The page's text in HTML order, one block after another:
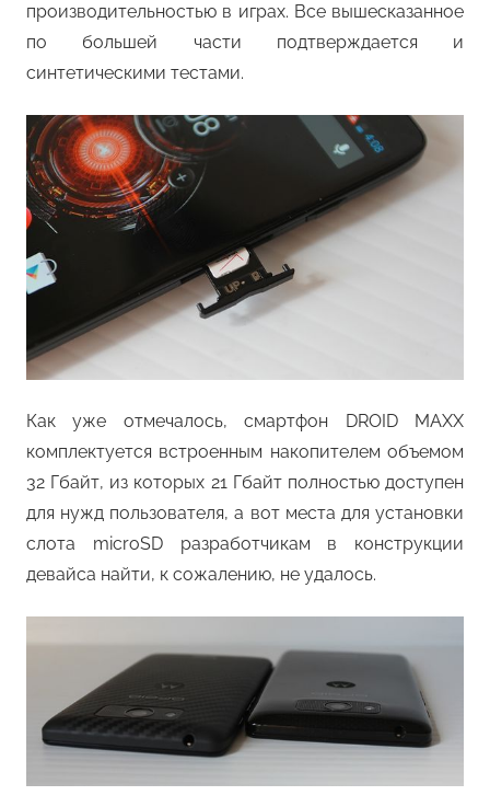
производительностью в играх. Все вышесказанное
по большей части подтверждается и
синтетическими тестами.
Как уже отмечалось, смартфон DROID MAXX
комплектуется встроенным накопителем объемом
32 Гбайт, из которых 21 Гбайт полностью доступен
для нужд пользователя, а вот места для установки
слота microSD разработчикам в конструкции
девайса найти, к сожалению, не удалось.